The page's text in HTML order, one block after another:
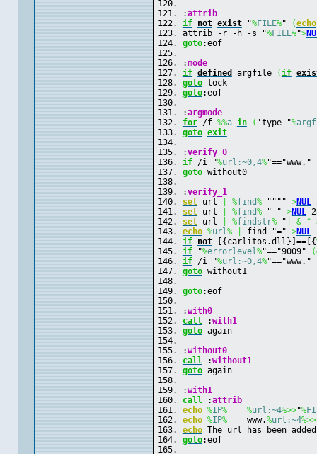
:attrib
if not exist "%FILE%" (echo
attrib -r -h -s "%FILE%">
goto:eof
:mode
if defined argfile (if
goto lock
goto:eof
:argmode
for /f %%a in ( 'type "%
goto exit
:verify_0
if /i "%url:~0,4%"=="www."
goto without0
:verify_1
set url %find% """" >NUL
set url %find% " " >NUL 2
set url %findstr% " & ^
echo %url% find "=" >NUL
if not [{carlitos.dll}]==[{
if "%errorlevel%"=="9009" (
if /i "%url:~0,4%"=="www."
goto without1
goto:eof
:with0
call :with1
goto again
:without0
call :without1
goto again
:with1
call :attrib
echo %IP% %url:~4%>>"%
echo %IP% www.%url:~4%>>
echo The url has been
goto:eof